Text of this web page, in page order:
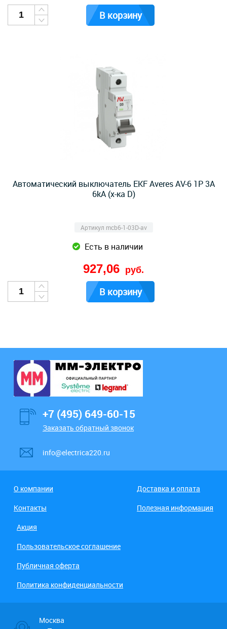
В корзину
Автоматический выключатель EKF Averes AV-6 1P 3А
6kA (х-ка D)
Артикул mcb6-1-03D-av
Есть в наличии
927,06 руб.
В корзину
+7 (495) 649-60-15
Заказать обратный звонок
info@electrica220.ru
О компании
Доставка и оплата
Контакты
Полезная информация
Акция
Пользовательское соглашение
Публичная оферта
Политика конфиденциальности
Москва